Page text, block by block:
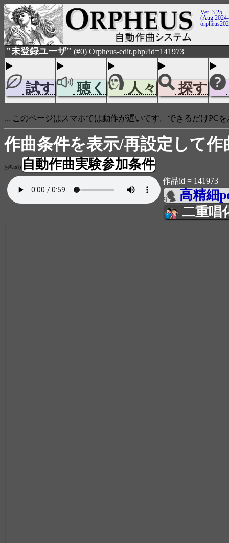
Ver. 3.25
(Aug
"未登録ユーザ" (#0) Orpheus-edit.php?id=141973
試す 聴く 人々 探す
... このページはスマホでは動作が遅いです。できるだけPC
作曲条件を表示/再設定して作
お勧め)自動作曲実験参加条件
作品id = 141973
高精細
二重唱